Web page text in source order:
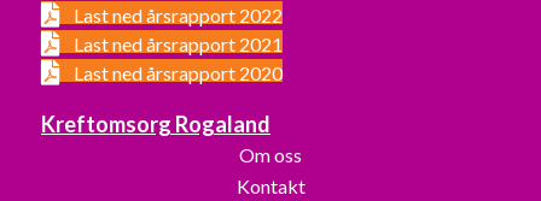
Last ned årsrapport 2022
Last ned årsrapport 2021
Last ned årsrapport 2020
Kreftomsorg Rogaland
Om oss
Kontakt